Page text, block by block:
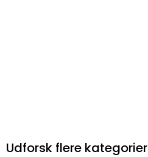
Udforsk flere kategorier